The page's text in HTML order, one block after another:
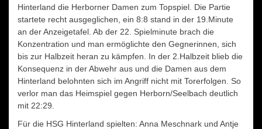
Hinterland die Herborner Damen zum Topspiel. Die Partie
startete recht ausgeglichen, ein 8:8 stand in der 19.Minute
an der Anzeigetafel. Ab der 22. Spielminute brach die
Konzentration und man ermöglichte den Gegnerinnen, sich
bis zur Halbzeit heran zu kämpfen. In der 2.Halbzeit blieb die
Konsequenz in der Abwehr aus und die Damen aus dem
Hinterland belohnten sich im Angriff nicht mit Torerfolgen. So
verlor man das Heimspiel gegen Herborn/Seelbach deutlich
mit 22:29.
Für die HSG Hinterland spielten: Anna Meschnark und Antje